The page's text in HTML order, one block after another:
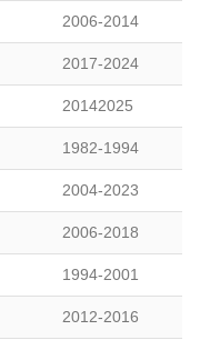
2006-2014
2017-2024
20142025
1982-1994
2004-2023
2006-2018
1994-2001
2012-2016